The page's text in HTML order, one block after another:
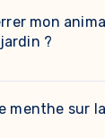
mon
?
menthe sur